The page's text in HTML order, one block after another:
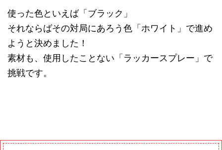
使った色といえば「ブラック」
それならばその対局にあろう色「ホワイト」で進め
ようと決めました！
素材も、使用したことない「ラッカースプレー」で
挑戦です。